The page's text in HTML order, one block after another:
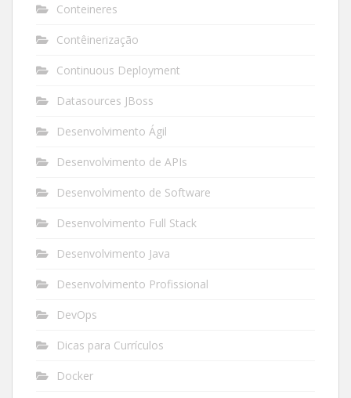
Conteineres
Contêinerização
Continuous Deployment
Datasources JBoss
Desenvolvimento Ágil
Desenvolvimento de APIs
Desenvolvimento de Software
Desenvolvimento Full Stack
Desenvolvimento Java
Desenvolvimento Profissional
DevOps
Dicas para Currículos
Docker